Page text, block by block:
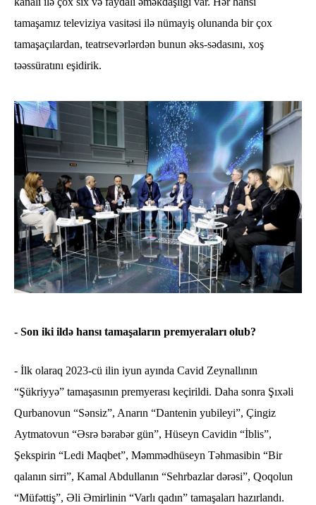
tamaşamız televiziya vasitəsi ilə nümayiş olunanda bir çox
tamaşaçılardan, teatrsevərlərdən bunun əks-sədasını, xoş
təəssüratını eşidirik.
- Son iki ildə hansı tamaşaların premyeraları olub?
- İlk olaraq 2023-cü ilin iyun ayında Cavid Zeynallının
“Şükriyyə” tamaşasının premyerası keçirildi. Daha sonra Şıxəli
Qurbanovun “Sənsiz”, Anarın “Dantenin yubileyi”, Çingiz
Aytmatovun “Əsrə bərabər gün”, Hüseyn Cavidin “İblis”,
Şekspirin “Ledi Maqbet”, Məmmədhüseyn Təhmasibin “Bir
qalanın sirri”, Kamal Abdullanın “Sehrbazlar dərəsi”, Qoqolun
“Müfəttiş”, Əli Əmirlinin “Varlı qadın” tamaşaları hazırlandı.